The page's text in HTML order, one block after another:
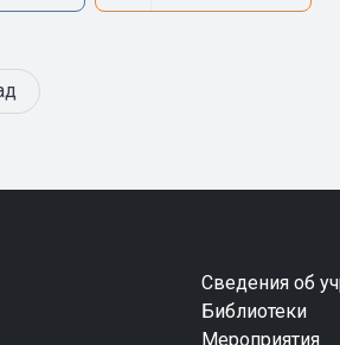
Сведения об
Библиотеки
Мероприятия